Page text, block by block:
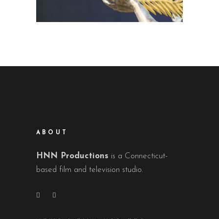
ABOUT
HNN Productions is a Connecticut-
based film and television studio.